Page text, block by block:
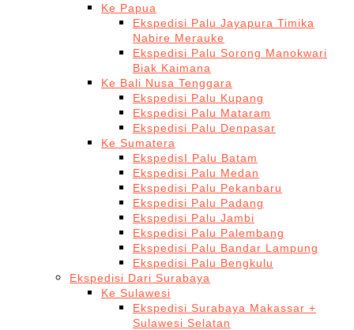
Ke Papua
Ekspedisi Palu Jayapura Timika
Nabire Merauke
Ekspedisi Palu Sorong Manokwari
Biak Kaimana
Ke Bali Nusa Tenggara
Ekspedisi Palu Kupang
Ekspedisi Palu Mataram
Ekspedisi Palu Denpasar
Ke Sumatera
EkspedisI Palu Batam
Ekspedisi Palu Medan
Ekspedisi Palu Pekanbaru
Ekspedisi Palu Padang
Ekspedisi Palu Jambi
Ekspedisi Palu Palembang
Ekspedisi Palu Bandar Lampung
Ekspedisi Palu Bengkulu
Ekspedisi Dari Surabaya
Ke Sulawesi
Ekspedisi Surabaya Makassar +
Sulawesi Selatan